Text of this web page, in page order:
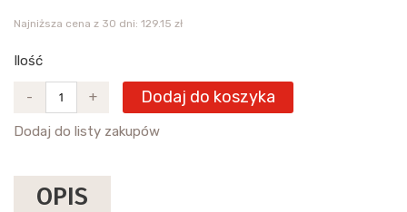
Najniższa cena z 30 dni: 129.15 zł
Ilość
- + Dodaj do koszyka
Dodaj do listy zakupów
OPIS